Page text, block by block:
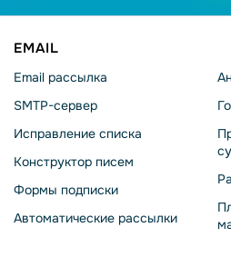
EMAIL
Email рассылка
SMTP-сервер
Исправление списка
Конструктор писем
Формы подписки
Автоматические рассылки